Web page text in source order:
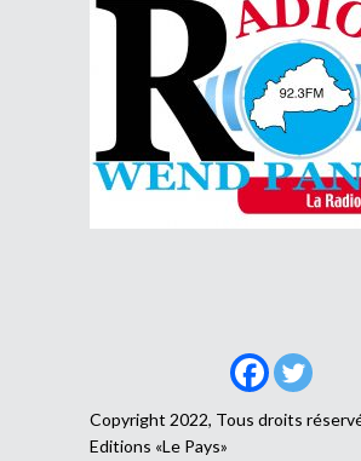
Copyright 2022, Tous droits
Editions «Le Pays»